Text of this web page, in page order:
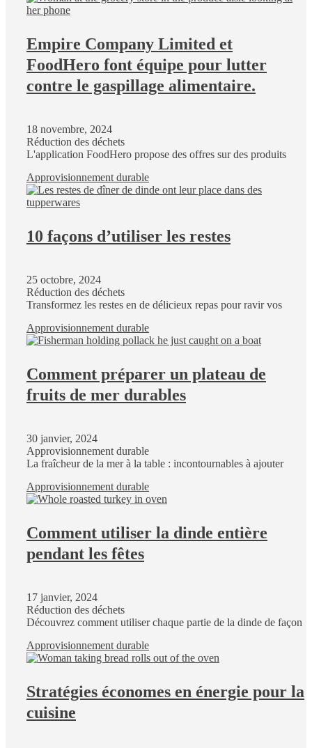
Empire Company Limited et
FoodHero font équipe pour lutter
contre le gaspillage alimentaire.
18 novembre, 2024
Réduction des déchets
L'application FoodHero propose des offres sur des produits
Approvisionnement durable
10 façons d’utiliser les restes
25 octobre, 2024
Réduction des déchets
Transformez les restes en de délicieux repas pour ravir vos
Approvisionnement durable
Comment préparer un plateau de
fruits de mer durables
30 janvier, 2024
Approvisionnement durable
La fraîcheur de la mer à la table : incontournables à ajouter
Approvisionnement durable
Comment utiliser la dinde entière
pendant les fêtes
17 janvier, 2024
Réduction des déchets
Découvrez comment utiliser chaque partie de la dinde de façon
Approvisionnement durable
Stratégies économes en énergie pour la
cuisine